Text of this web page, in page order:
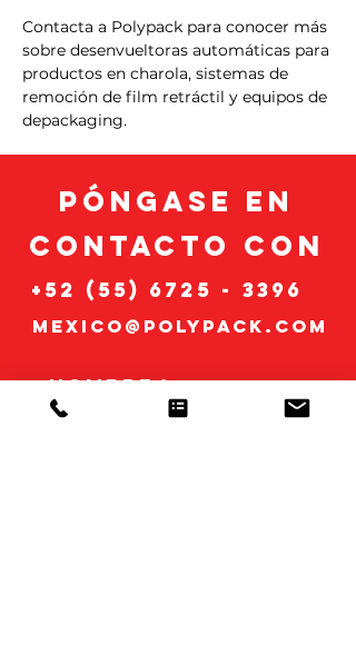
Contacta a Polypack para conocer más
sobre desenvueltoras automáticas para
productos en charola, sistemas de
remoción de film retráctil y equipos de
depackaging.
Póngase en
contacto co n
+52 (55) 6725 - 3396
mexico@polypack.com
Nombre*